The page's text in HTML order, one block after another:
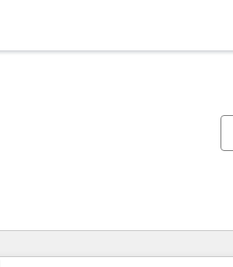
Vous êtes actuellement surPage
PagePagePagePagePagePage